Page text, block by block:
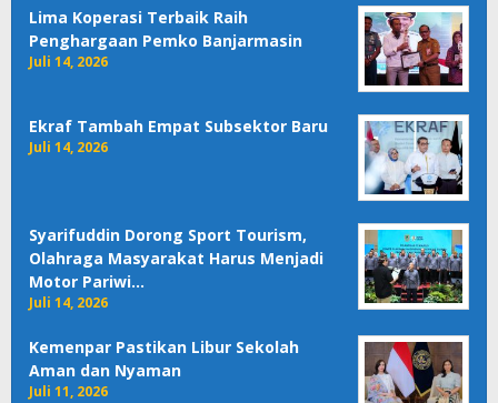
Lima Koperasi Terbaik Raih
Penghargaan Pemko Banjarmasin
Juli 14, 2026
Ekraf Tambah Empat Subsektor Baru
Juli 14, 2026
Syarifuddin Dorong Sport Tourism,
Olahraga Masyarakat Harus Menjadi
Motor Pariwi…
Juli 14, 2026
Kemenpar Pastikan Libur Sekolah
Aman dan Nyaman
Juli 11, 2026